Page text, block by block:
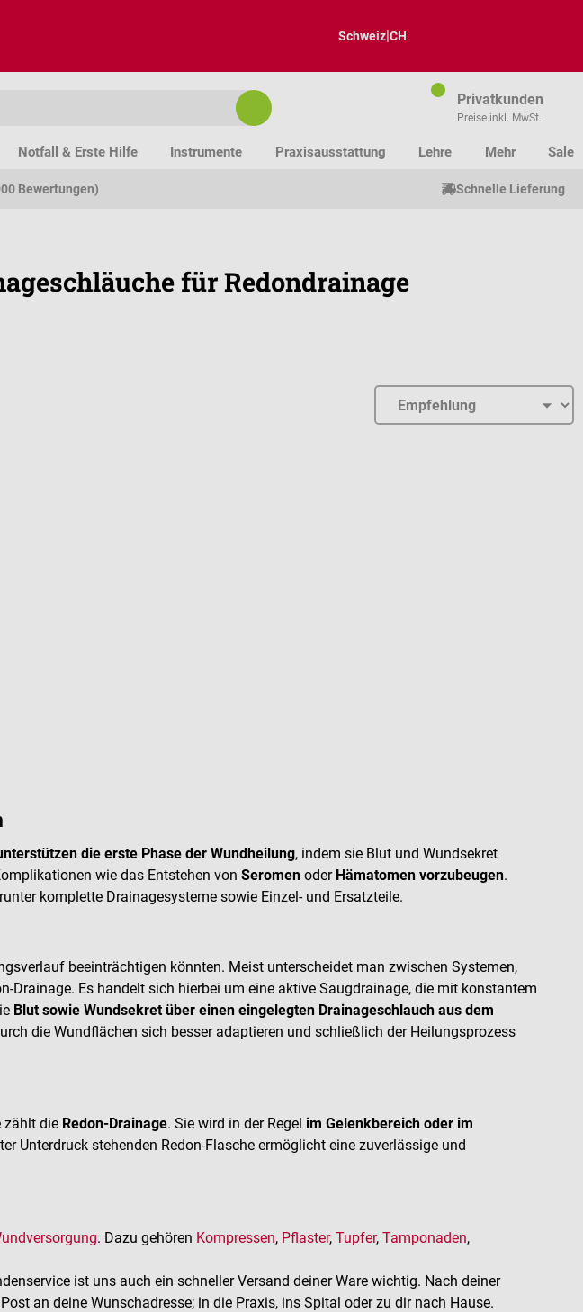
Schweiz|CH
Privatkunden
Preise inkl. MwSt.
Notfall & Erste Hilfe Instrumente Praxisausstattung Lehre Mehr Sale
Bewertungen) Schnelle Lieferung
für Redondrainage
die erste Phase der Wundheilung, indem sie Blut und Wundsekret
wie das Entstehen von Seromen oder Hämatomen vorzubeugen.
komplette Drainagesysteme sowie Einzel- und Ersatzteile.
beeinträchtigen könnten. Meist unterscheidet man zwischen Systemen,
Drainage. Es handelt sich hierbei um eine aktive Saugdrainage, die mit konstantem
Blut sowie Wundsekret über einen eingelegten Drainageschlauch aus dem
die Wundflächen sich besser adaptieren und schließlich der Heilungsprozess
zählt die Redon-Drainage. Sie wird in der Regel im Gelenkbereich oder im
Unterdruck stehenden Redon-Flasche ermöglicht eine zuverlässige und
. Dazu gehören Kompressen, Pflaster, Tupfer, Tamponaden,
ist uns auch ein schneller Versand deiner Ware wichtig. Nach deiner
an deine Wunschadresse; in die Praxis, ins Spital oder zu dir nach Hause.